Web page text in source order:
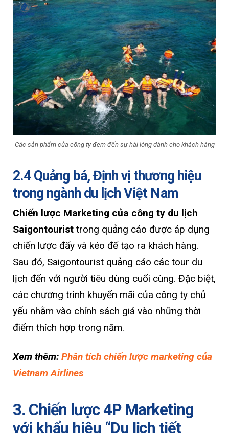
Các sản phẩm của công ty đem đến sự hài lòng dành cho khách hàng
2.4 Quảng bá, Định vị thương hiệu
trong ngành du lịch Việt Nam
Chiến lược Marketing của công ty du lịch
Saigontourist trong quảng cáo được áp dụng
chiến lược đẩy và kéo để tạo ra khách hàng.
Sau đó, Saigontourist quảng cáo các tour du
lịch đến với người tiêu dùng cuối cùng. Đặc biệt,
các chương trình khuyến mãi của công ty chủ
yếu nhằm vào chính sách giá vào những thời
điểm thích hợp trong năm.
Xem thêm: Phân tích chiến lược marketing của
Vietnam Airlines
3. Chiến lược 4P Marketing
với khẩu hiệu “Du lịch tiết